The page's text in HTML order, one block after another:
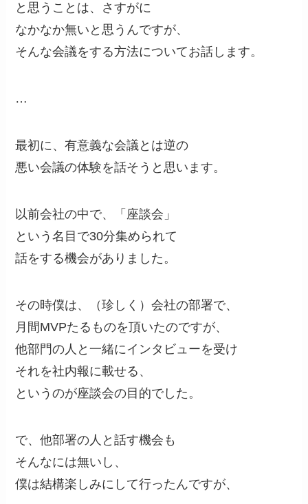
と思うことは、さすがに
なかなか無いと思うんですが、
そんな会議をする方法についてお話します。
…
最初に、有意義な会議とは逆の
悪い会議の体験を話そうと思います。
以前会社の中で、「座談会」
という名目で30分集められて
話をする機会がありました。
その時僕は、（珍しく）会社の部署で、
月間MVPたるものを頂いたのですが、
他部門の人と一緒にインタビューを受け
それを社内報に載せる、
というのが座談会の目的でした。
で、他部署の人と話す機会も
そんなには無いし、
僕は結構楽しみにして行ったんですが、